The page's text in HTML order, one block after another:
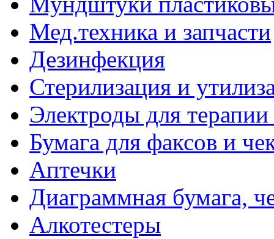
Мед.техника и запчасти
Дезинфекция
Стерилизация и
Электроды для
Бумага для факсов и
Аптечки
Диаграммная бумага,
Алкотестеры